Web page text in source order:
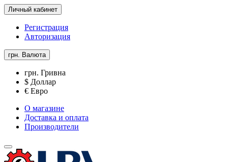
Личный кабинет
Регистрация
Авторизация
грн. Валюта
грн. Гривна
$ Доллар
€ Евро
О магазине
Доставка и оплата
Производители